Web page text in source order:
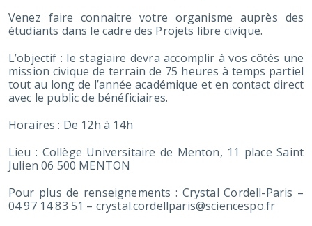
Venez faire connaitre votre organisme auprès des
étudiants dans le cadre des Projets libre civique.
L’objectif : le stagiaire devra accomplir à vos côtés une
mission civique de terrain de 75 heures à temps partiel
tout au long de l’année académique et en contact direct
avec le public de bénéficiaires.
Horaires : De 12h à 14h
Lieu : Collège Universitaire de Menton, 11 place Saint
Julien 06 500 MENTON
Pour plus de renseignements : Crystal Cordell-Paris –
04 97 14 83 51 – crystal.cordellparis@sciencespo.fr